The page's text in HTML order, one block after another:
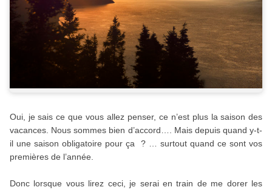
Oui, je sais ce que vous allez penser, ce n’est plus la saison des
vacances. Nous sommes bien d’accord…. Mais depuis quand y-t-
il une saison obligatoire pour ça ? … surtout quand ce sont vos
premières de l’année.
Donc lorsque vous lirez ceci, je serai en train de me dorer les